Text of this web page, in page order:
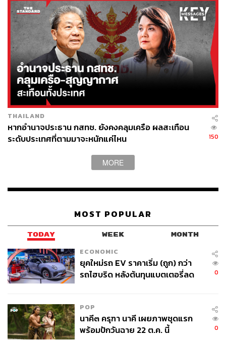
ต้องการวัคซีนไว้เท่านั้น ซึ่งอีก 4 ล้านโดสที่เป็นความ
ต้องการเกินจำนวนวัคซีนที่จะได้รับ ทางองค์การ
เภสัชกรรมได้ประสานจองวัคซีนจำนวนดังกล่าว
สำหรับรอบการผลิตในปี 2565 ไว้กับบริษัท ซิลลิค
ฟาร์มา จำกัด แล้ว
อ้างอิง:
https://www.komchadluek.net/news/regional/472811
https://pr.moph.go.th/?url=pr/detail/2/04/160778/
TAGS: โรงพยาบาลเอกชน เชื้อไวรัสโคโรนา
ABOUT THE AUTHOR
นักศึกษาฝึกงาน คณะนิเทศศาสตร์
จุฬาลงกรณ์มหาวิทยาลัย
THAILAND
หากอำนาจประธาน กสทช. ยังคงคลุมเครือ ผลสะเทือน
ระดับประเทศที่ตามมาจะหนักแค่ไหน
150
MORE
MOST POPULAR
TODAY WEEK MONTH
ECONOMIC
ยุคใหม่รถ EV ราคาเริ่ม (ถูก) กว่า
รถไฮบริด หลังต้นทุนแบตเตอรี่ลด
0
POP
นาคี๓ ครุฑา นาคี เผยภาพชุดแรก
พร้อมปักวันฉาย 22 ต.ค. นี้
0